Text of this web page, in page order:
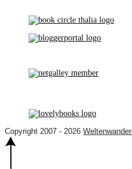
Copyright 2007 - 2026